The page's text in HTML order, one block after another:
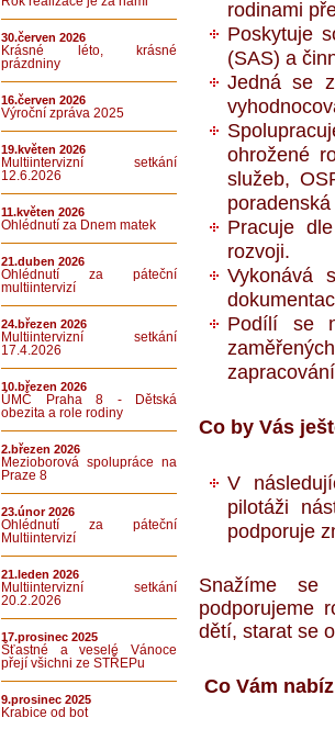
30.červen 2026
Krásné léto, krásné
prázdniny
16.červen 2026
Výroční zpráva 2025
19.květen 2026
Multiintervizní setkání
12.6.2026
11.květen 2026
Ohlédnutí za Dnem matek
21.duben 2026
Ohlédnutí za páteční
multiintervizí
24.březen 2026
Multiintervizní setkání
17.4.2026
10.březen 2026
ÚMČ Praha 8 - Dětská
obezita a role rodiny
2.březen 2026
Mezioborová spolupráce na
Praze 8
23.únor 2026
Ohlédnutí za páteční
Multiintervizí
21.leden 2026
Multiintervizní setkání
20.2.2026
17.prosinec 2025
Šťastné a veselé Vánoce
přejí všichni ze STŘEPu
9.prosinec 2025
Krabice od bot
rodinami
Poskytuje
(SAS) a
Jedná se
ohrožené
služeb,
Pracuje
rozvoji.
Vykonává
Podílí se
Co by Vás
V
pilotáži
podporuje
Snažíme
podporujeme
dětí, starat se
Co Vám